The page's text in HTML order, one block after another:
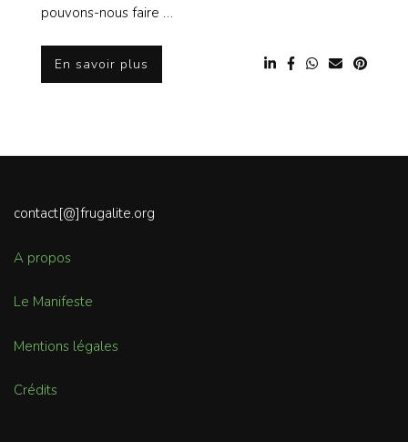
pouvons-nous faire …
En savoir plus
contact[@]frugalite.org
A propos
Le Manifeste
Mentions légales
Crédits